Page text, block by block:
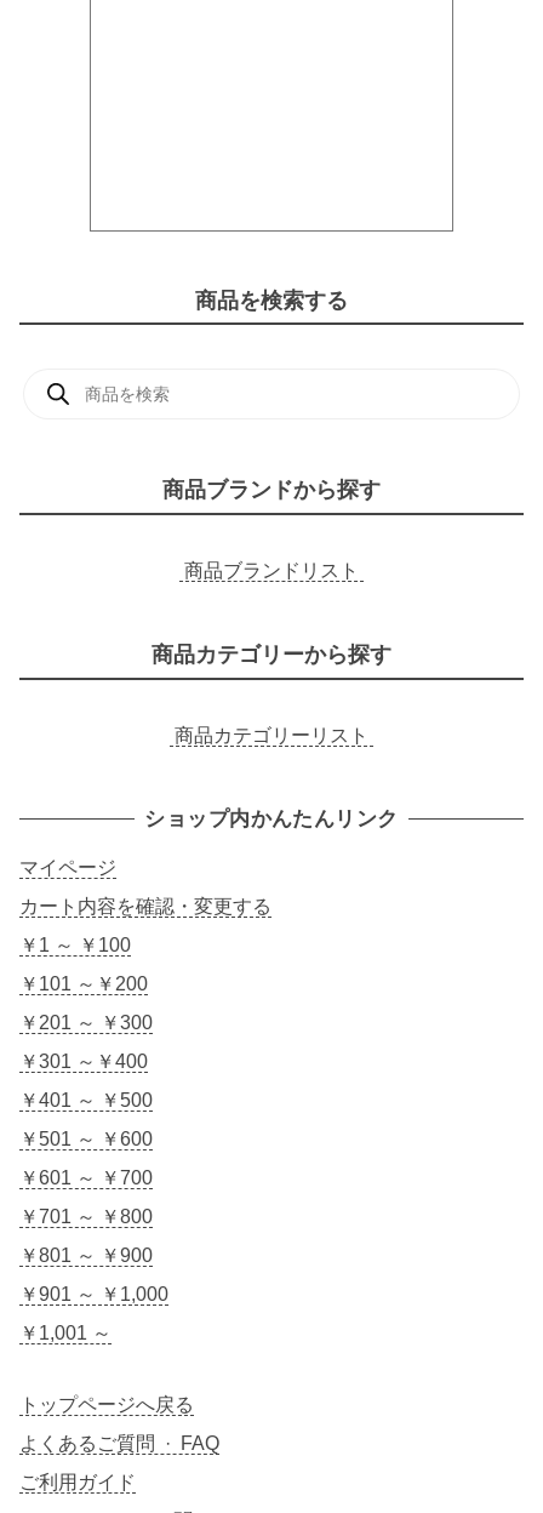
商品を検索する
商品ブランドから探す
商品ブランドリスト
商品カテゴリーから探す
商品カテゴリーリスト
ショップ内かんたんリンク
マイページ
カート内容を確認・変更する
￥1 ～ ￥100
￥101 ～￥200
￥201 ～ ￥300
￥301 ～￥400
￥401 ～ ￥500
￥501 ～ ￥600
￥601 ～ ￥700
￥701 ～ ￥800
￥801 ～ ￥900
￥901 ～ ￥1,000
￥1,001 ～
トップページへ戻る
よくあるご質問 · FAQ
ご利用ガイド